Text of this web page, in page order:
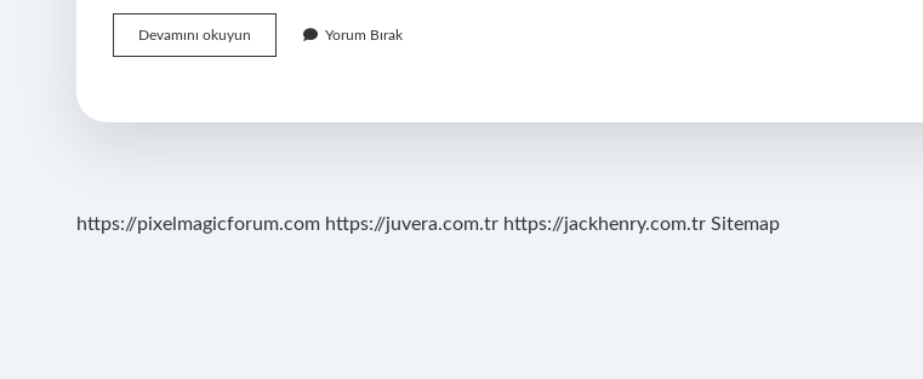
Devamını okuyun
00
Yazılır
Yorum Bırak
https://pixelmagicforum.com https://juvera.com.tr https://jackhenry.com.tr Sitemap